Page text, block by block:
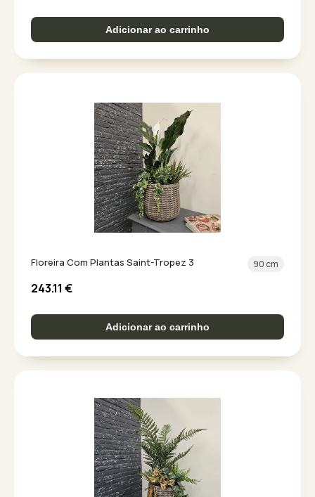
Adicionar ao carrinho
Floreira Com Plantas Saint-Tropez 3 90 cm
243.11 €
Adicionar ao carrinho